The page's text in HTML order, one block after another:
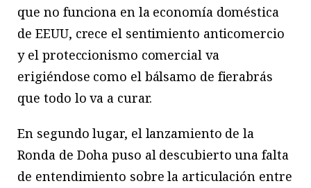
que no funciona en la economía doméstica
de EEUU, crece el sentimiento anticomercio
y el proteccionismo comercial va
erigiéndose como el bálsamo de fierabrás
que todo lo va a curar.
En segundo lugar, el lanzamiento de la
Ronda de Doha puso al descubierto una falta
de entendimiento sobre la articulación entre